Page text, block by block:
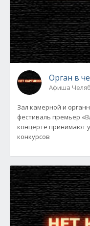
Орган в
Афиша
Зал камерной и
фестиваль премьер
концерте принимают
конкурсов